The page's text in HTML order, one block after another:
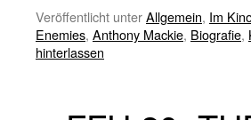
Veröffentlicht unterAllgemein, Im
Enemies, Anthony Mackie, Biografie,
hinterlassen